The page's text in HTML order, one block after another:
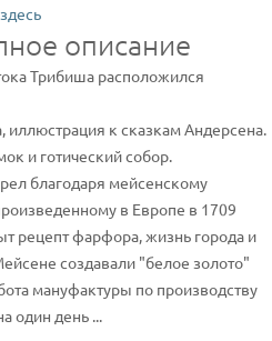
здесь
описание
Трибиша расположился
иллюстрация к сказкам Андерсена.
и готический собор.
благодаря мейсенскому
в Европе в 1709
рецепт фарфора, жизнь города и
создавали "белое золото"
мануфактуры по производству
один день ...